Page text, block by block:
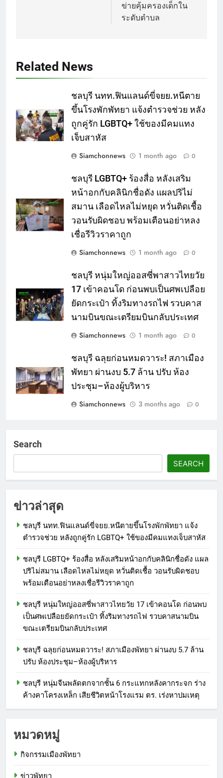
ข่ายคุ้มครองเด็กใน
ระดับตำบล
Related News
ชลบุรี นทท.ฟินแลนด์ขี่จยย.หนีตาย
ขึ้นโรงพักพัทยา แจ้งตำรวจช่วย หลัง
ถูกคู่รัก LGBTQ+ ใช้ของมีคมแทง
เจ็บสาหัส
Siamchonnews
1 month ago 0
ชลบุรี LGBTQ+ ร้องสื่อ หลังเสริม
หน้าอกกับคลินิกชื่อดัง แผลปริไม่
สมาน เลือดไหลไม่หยุด หวั่นติดเชื้อ
วอนรับผิดชอบ พร้อมเตือนอย่าหลง
เชื่อรีวิวราคาถูก
Siamchonnews
1 month ago 0
ชลบุรี หนุ่มใหญ่ออสซี่พาสาวไทยวัย
17 เข้าคอนโด ก่อนพบเป็นศพเปลือย
ยัดกระเป๋า ทิ้งริมทางรถไฟ รวบคาส
นามบินขณะเตรียมบินกลับประเทศ
Siamchonnews
1 month ago 0
ชลบุรี ฉลุยก่อนหมดวาระ! สภาเมือง
พัทยา ผ่านงบ 5.7 ล้าน ปรับ ห้อง
ประชุม–ห้องผู้บริหาร
Siamchonnews
3 months ago 0
Search
SEARCH
ข่าวล่าสุด
ชลบุรี นทท.ฟินแลนด์ขี่จยย.หนีตายขึ้นโรงพักพัทยา แจ้ง
ตำรวจช่วย หลังถูกคู่รัก LGBTQ+ ใช้ของมีคมแทงเจ็บสาหัส
ชลบุรี LGBTQ+ ร้องสื่อ หลังเสริมหน้าอกกับคลินิกชื่อดัง แผล
ปริไม่สมาน เลือดไหลไม่หยุด หวั่นติดเชื้อ วอนรับผิดชอบ
พร้อมเตือนอย่าหลงเชื่อรีวิวราคาถูก
ชลบุรี หนุ่มใหญ่ออสซี่พาสาวไทยวัย 17 เข้าคอนโด ก่อนพบ
เป็นศพเปลือยยัดกระเป๋า ทิ้งริมทางรถไฟ รวบคาสนามบิน
ขณะเตรียมบินกลับประเทศ
ชลบุรี ฉลุยก่อนหมดวาระ! สภาเมืองพัทยา ผ่านงบ 5.7 ล้าน
ปรับ ห้องประชุม–ห้องผู้บริหาร
ชลบุรี หนุ่มจีนพลัดตกจากชั้น 6 กระแทกหลังคากระจก ร่าง
ค้างคาโครงเหล็ก เสียชีวิตหน้าโรงแรม ตร. เร่งหาปมเหตุ
หมวดหมู่
กิจกรรมเมืองพัทยา
ข่าวพัทยา